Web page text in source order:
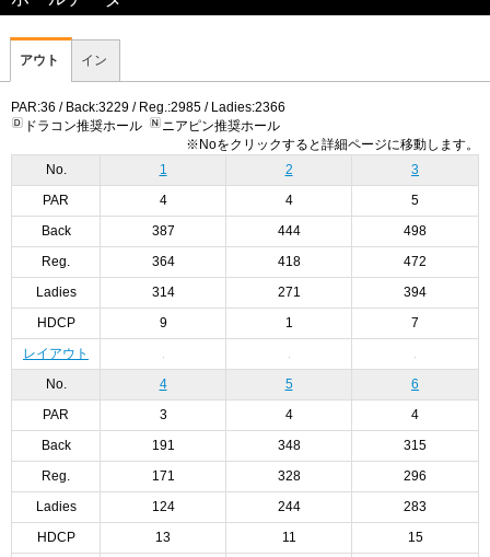
アウト イン
PAR:36 / Back:3229 / Reg.:2985 / Ladies:2366
ドラコン推奨ホール
ニアピン推奨ホール
※Noをクリックすると詳細ページに移動します。
No.
1 2 3
PAR 4 4 5
Back 387 444 498
Reg. 364 418 472
Ladies 314 271 394
HDCP 9 1 7
レイアウト
No. 4 5 6
PAR 3 4 4
Back 191 348 315
Reg. 171 328 296
Ladies 124 244 283
HDCP 13 11 15